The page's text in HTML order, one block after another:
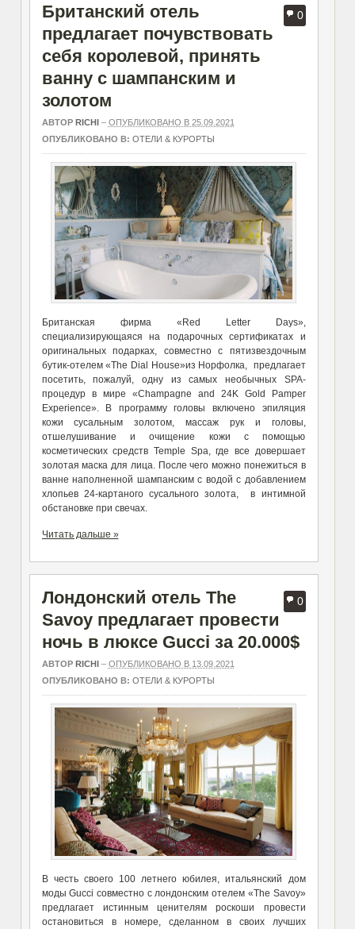
0
Британский отель
предлагает почувствовать
себя королевой, принять
ванну с шампанским и
золотом
АВТОР RICHI– ОПУБЛИКОВАНО В 25.09.2021
ОПУБЛИКОВАНО В: ОТЕЛИ & КУРОРТЫ
Британская фирма «Red Letter Days»,
специализирующаяся на подарочных сертификатах и
оригинальных подарках, совместно с пятизвездочным
бутик-отелем «The Dial House»из Норфолка, предлагает
посетить, пожалуй, одну из самых необычных SPA-
процедур в мире «Champagne and 24K Gold Pamper
Experience». В программу головы включено эпиляция
кожи сусальным золотом, массаж рук и головы,
отшелушивание и очищение кожи с помощью
косметических средств Temple Spa, где все довершает
золотая маска для лица. После чего можно понежиться в
ванне наполненной шампанским с водой с добавлением
хлопьев 24-картаного сусального золота, в интимной
обстановке при свечах.
Читать дальше »
0
Лондонский отель The
Savoy предлагает провести
ночь в люксе Gucci за 20.000$
АВТОР RICHI– ОПУБЛИКОВАНО В 13.09.2021
ОПУБЛИКОВАНО В: ОТЕЛИ & КУРОРТЫ
В честь своего 100 летнего юбилея, итальянский дом
моды Gucci совместно с лондонским отелем «The Savoy»
предлагает истинным ценителям роскоши провести
остановиться в номере, сделанном в своих лучших